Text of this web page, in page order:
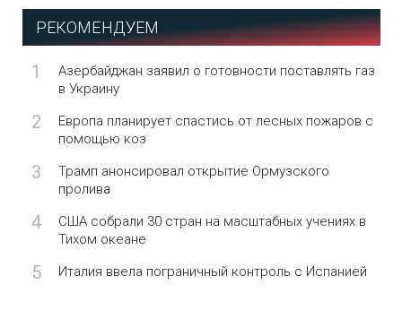
РЕКОМЕНДУЕМ
1
Азербайджан заявил о готовности поставлять газ
в Украину
2
Европа планирует спастись от лесных пожаров с
помощью коз
3
Трамп анонсировал открытие Ормузского
пролива
4
США собрали 30 стран на масштабных учениях в
Тихом океане
5 Италия ввела пограничный контроль с Испанией